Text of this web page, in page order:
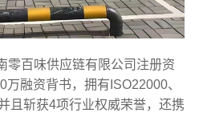
零百味供应链有限公司注册资
融资背书，拥有ISO22000、
且斩获4项行业权威荣誉，还携